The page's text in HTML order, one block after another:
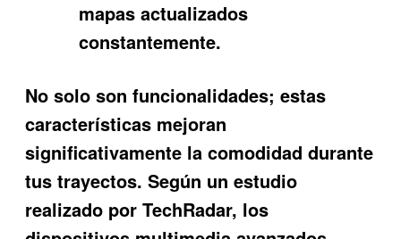
mapas actualizados
constantemente.
No solo son funcionalidades; estas
características mejoran
significativamente la comodidad durante
tus trayectos. Según un estudio
realizado por TechRadar, los